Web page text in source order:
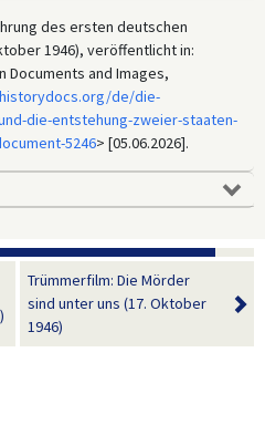
des ersten deutschen
1946), veröffentlicht in:
Documents and Images,
de/die-
die-entstehung-zweier-staaten-
5246> [05.06.2026].
Trümmerfilm: Die Mörder
sind unter uns (17. Oktober
1946)